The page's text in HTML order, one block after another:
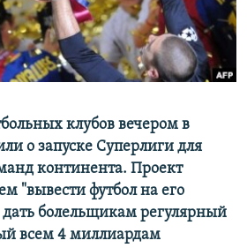
КРЫМА
клубов вечером в
о запуске Суперлиги для
континента. Проект
"вывести футбол на его
болельщикам регулярный
всем 4 миллиардам